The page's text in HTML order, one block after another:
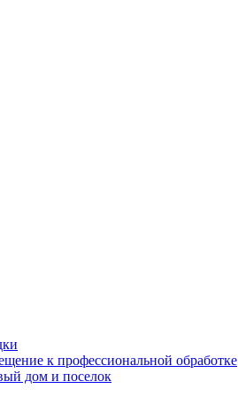
к профессиональной обработке
дом и поселок